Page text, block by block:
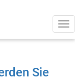
Sie